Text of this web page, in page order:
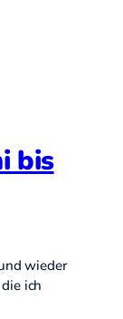
bis
wieder
ich